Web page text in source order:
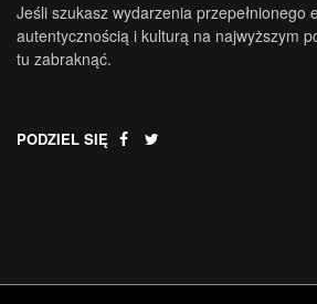
Jeśli szukasz wydarzenia przepełnionego
autentycznością i kulturą na najwyższym
tu zabraknąć.
PODZIEL SIĘ